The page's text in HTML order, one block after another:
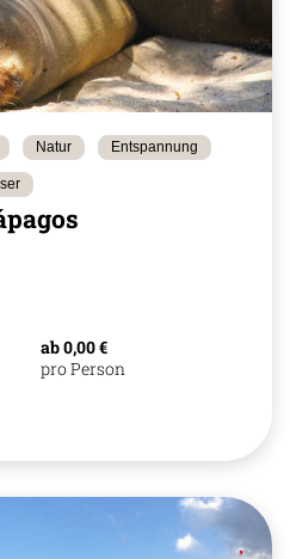
Natur Entspannung
ab 0,00 €
pro Person